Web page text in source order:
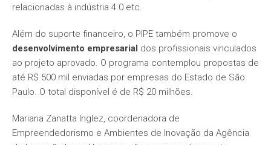
relacionadas à indústria 4.0 etc.
Além do suporte financeiro, o PIPE também promove o
desenvolvimento empresarial dos profissionais vinculados
ao projeto aprovado. O programa contemplou propostas de
até R$ 500 mil enviadas por empresas do Estado de São
Paulo. O total disponível é de R$ 20 milhões.
Mariana Zanatta Inglez, coordenadora de
Empreendedorismo e Ambientes de Inovação da Agência